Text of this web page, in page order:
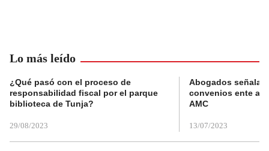
Lo más leído
¿Qué pasó con el proceso de
responsabilidad fiscal por el parque
biblioteca de Tunja?
29/08/2023
Abogados
convenios ente
AMC
13/07/2023